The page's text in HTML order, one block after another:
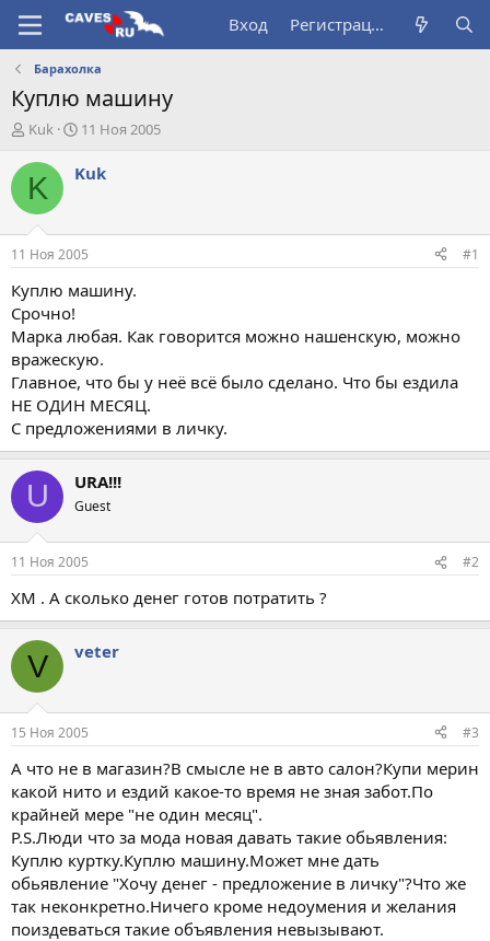
Вход Регистрация
Барахолка
Куплю машину
А
т
о
т
е
м
ы
Kuk
Д
т
ч
а
л
11 Ноя 2005
K Kuk
11 Ноя 2005 #1
Куплю машину.
Срочно!
Марка любая. Как говорится можно нашенскую, можно
вражескую.
Главное, что бы у неё всё было сделано. Что бы ездила
НЕ ОДИН МЕСЯЦ.
С предложениями в личку.
U URA!!!
Guest
11 Ноя 2005 #2
ХМ . А сколько денег готов потратить ?
V veter
15 Ноя 2005 #3
А что не в магазин?В смысле не в авто салон?Купи мерин
какой нито и ездий какое-то время не зная забот.По
крайней мере "не один месяц".
P.S.Люди что за мода новая давать такие обьявления:
Куплю куртку.Куплю машину.Может мне дать
обьявление "Хочу денег - предложение в личку"?Что же
так неконкретно.Ничего кроме недоумения и желания
поиздеваться такие объявления невызывают.